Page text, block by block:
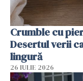
Crumble cu
Desertul verii
lingură
26 IULIE 2026